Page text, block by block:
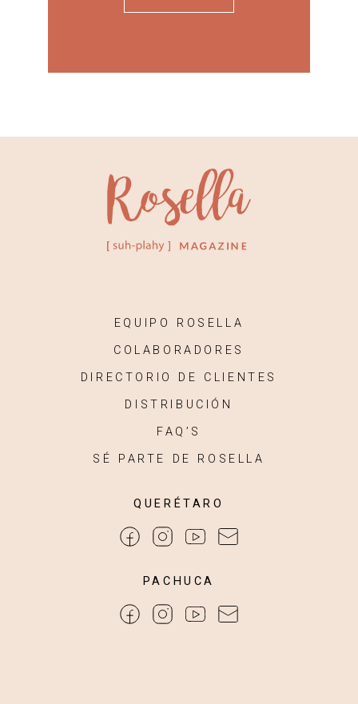
EQUIPO ROSELLA
COLABORADORES
DIRECTORIO DE CLIENTES
DISTRIBUCIÓN
FAQ’S
SÉ PARTE DE ROSELLA
QUERÉTARO
PACHUCA